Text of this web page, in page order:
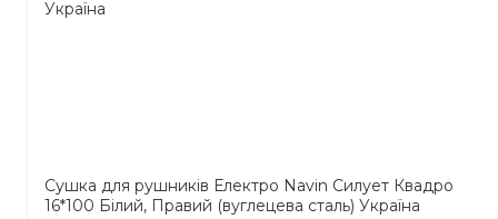
Сушка для рушників Електро Navin Силует Квадро
16*100 Білий, Правий (вуглецева сталь) Україна